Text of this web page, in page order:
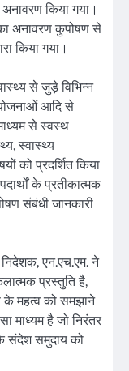
किया गया।
अनावरण कुपोषण से
किया गया।
से जुड़े विभिन्न
योजनाओं आदि से
से स्वस्थ
स्वास्थ्य
को प्रदर्शित किया
के प्रतीकात्मक
संबंधी जानकारी
निदेशक, एन.एच.एम. ने
प्रस्तुति है,
के महत्व को समझाने
माध्यम है जो निरंतर
संदेश समुदाय को